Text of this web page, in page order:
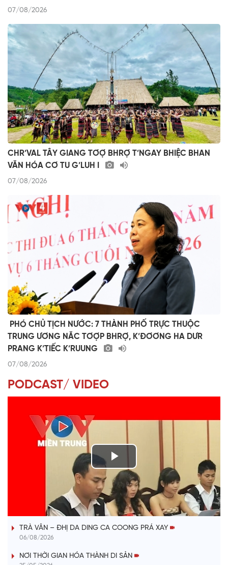
07/08/2026
CHR’VAL TÂY GIANG TƠỢ BHRỢ T’NGAY BHIỆC BHAN
VĂN HÓA CƠ TU G’LUH I
07/08/2026
​ ​PHÓ CHỦ TỊCH NƯỚC: 7 THÀNH PHỐ TRỰC THUỘC
TRUNG ƯƠNG NĂC TƠỢP BHRỢ, K’ĐƠƠNG HA DƯR
PRANG K’TIẾC K’RUUNG
07/08/2026
PODCAST/ VIDEO
P
l
a
V
VÀI PHÚT DÀNH CHO QUẢNG BÁ
TRÀ VÂN – ĐHỊ DA DING CA COONG PRÁ XAY
06/08/2026
NƠI THỜI GIAN HÓA THÀNH DI SẢN